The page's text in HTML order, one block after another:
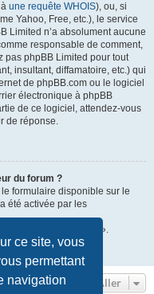
ce site, vous
permettant
navigation
une requête WHOIS), ou, si
Yahoo, Free, etc.), le service
Limited n’a absolument aucune
responsable de comment,
pas phpBB Limited pour tout
insultant, diffamatoire, etc.) qui
de phpBB.com ou le logiciel
électronique à phpBB
de ce logiciel, attendez-vous
de réponse.
du forum ?
formulaire disponible sur le
été activée par les
le lien « L’équipe ».
Aller